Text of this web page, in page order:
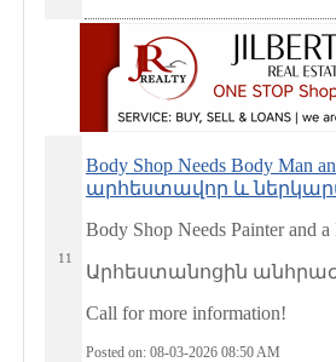
11
Body Shop Needs Body
արհեստավոր և
Body Shop Needs Painter and a
Արհեստանոցին
Call for more information!
Posted on: 08-03-2026 08:50AM